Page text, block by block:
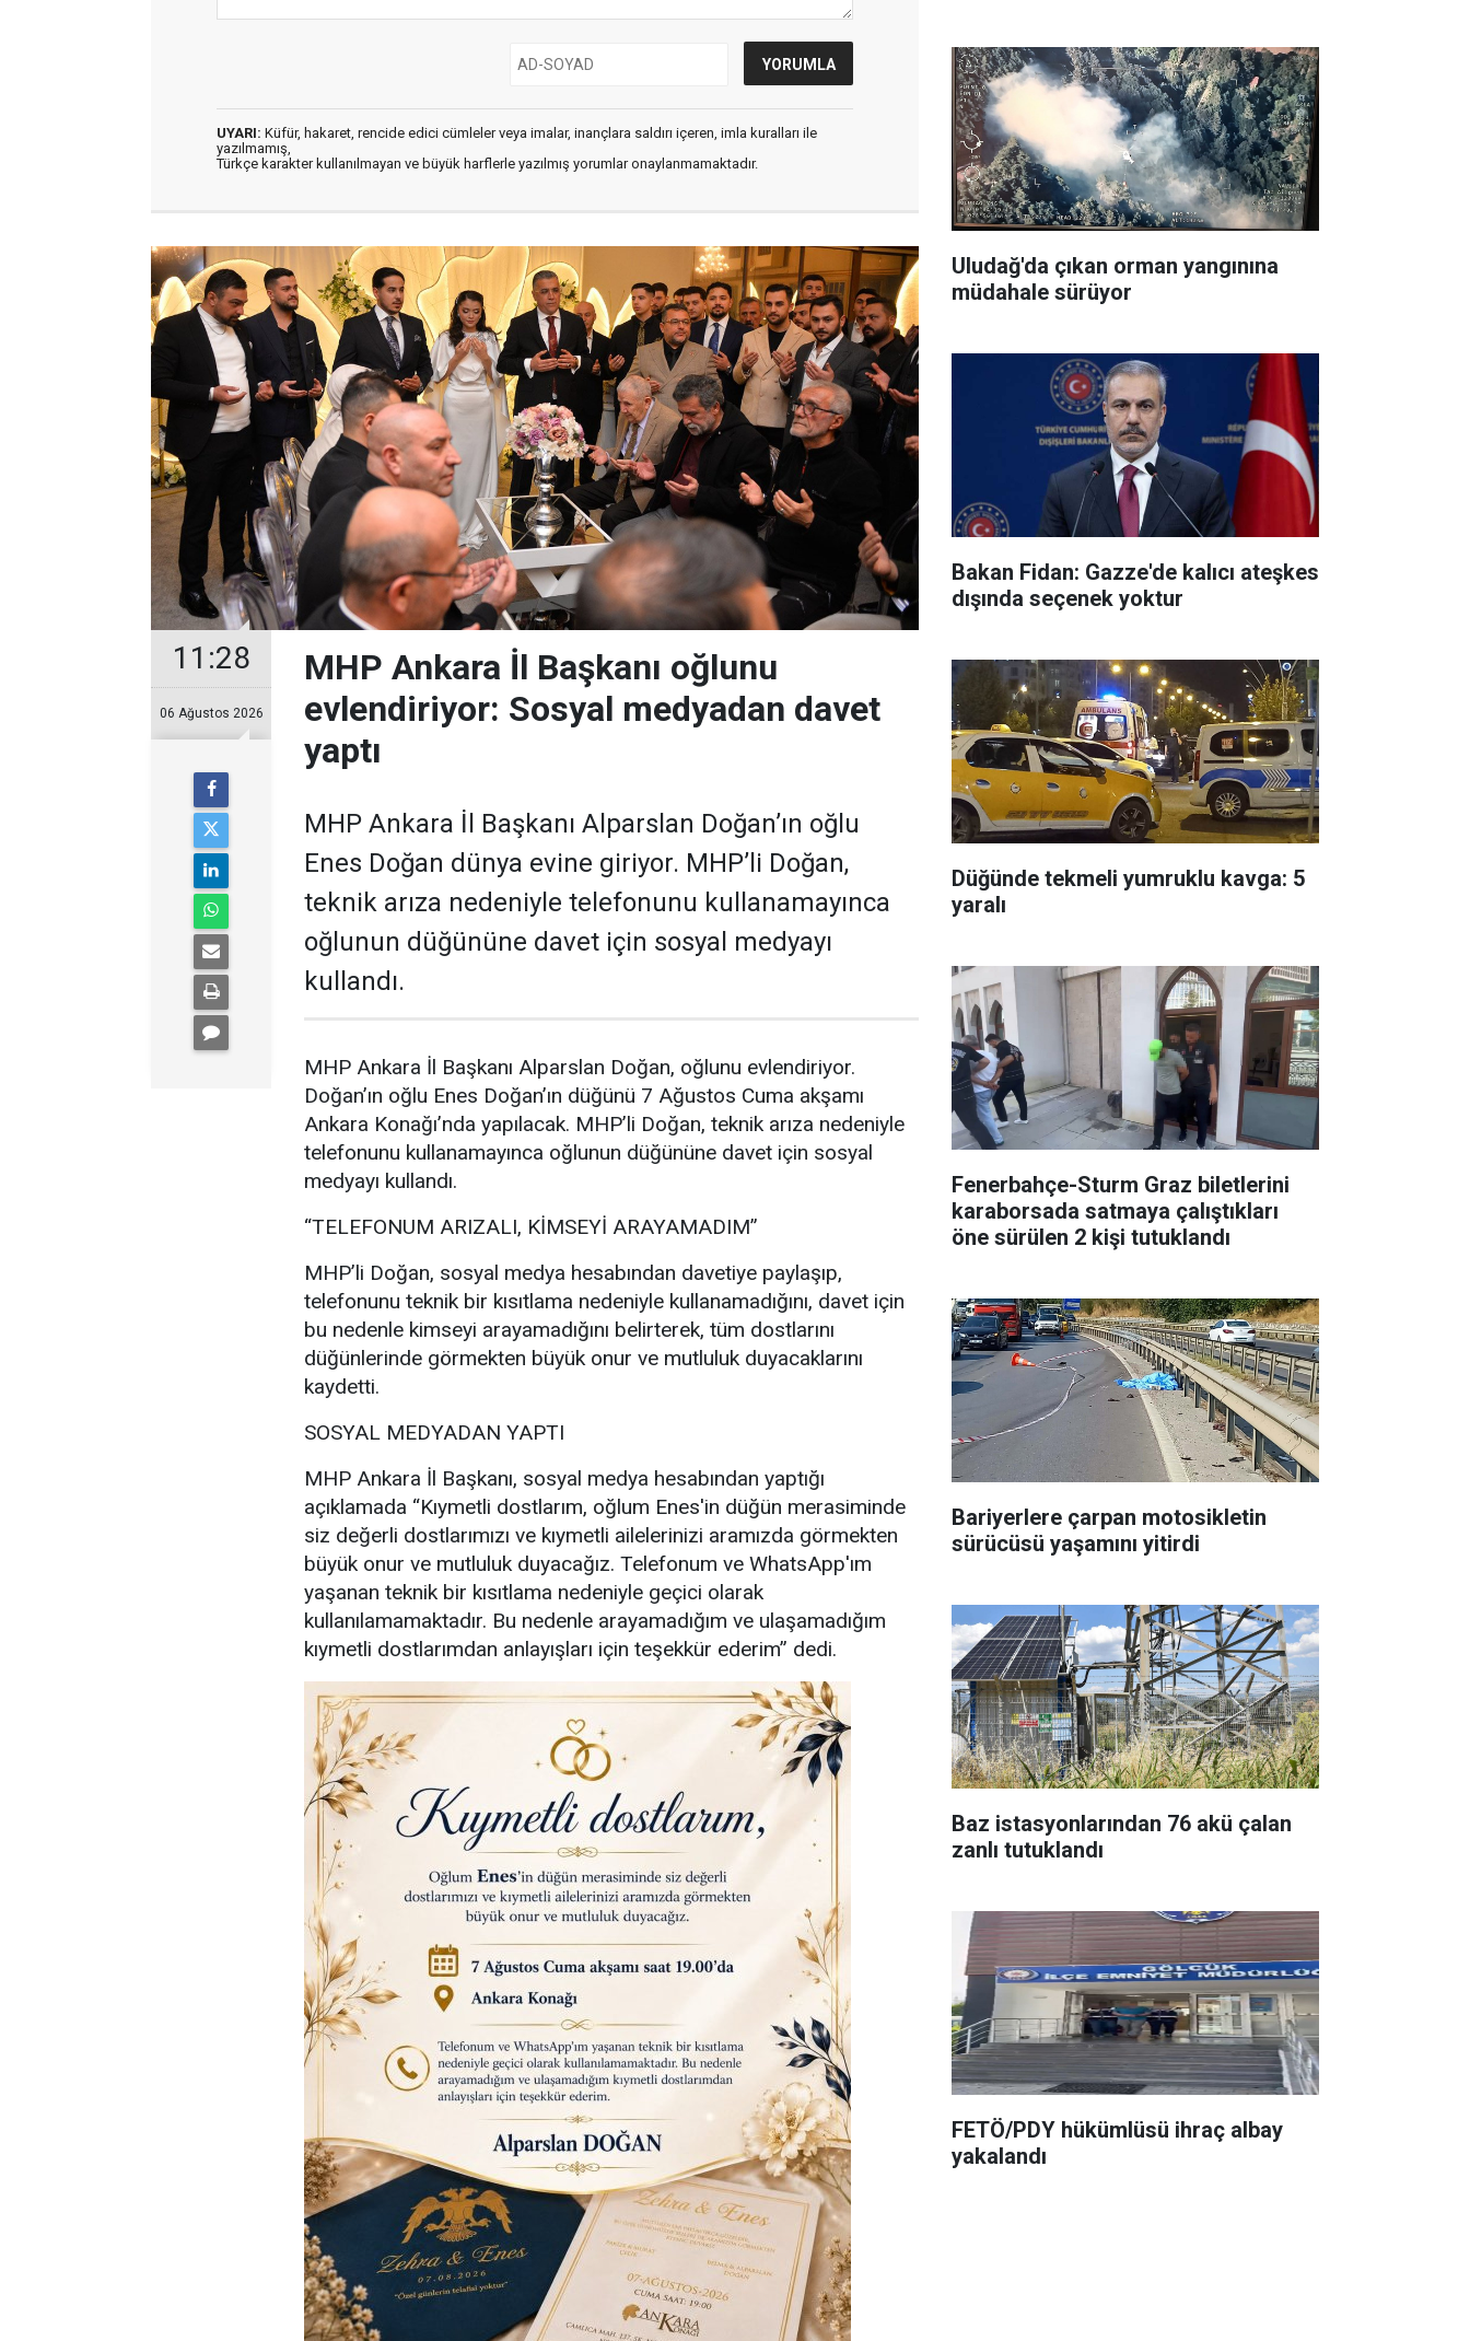
UYARI: Küfür, hakaret, rencide edici cümleler veya imalar, inançlara saldırı içeren, imla kuralları ile
yazılmamış,
Türkçe karakter kullanılmayan ve büyük harflerle yazılmış yorumlar onaylanmamaktadır.
11:28
06 Ağustos 2026
MHP Ankara İl Başkanı oğlunu
evlendiriyor: Sosyal medyadan davet
yaptı
MHP Ankara İl Başkanı Alparslan Doğan’ın oğlu
Enes Doğan dünya evine giriyor. MHP’li Doğan,
teknik arıza nedeniyle telefonunu kullanamayınca
oğlunun düğününe davet için sosyal medyayı
kullandı.
MHP Ankara İl Başkanı Alparslan Doğan, oğlunu evlendiriyor.
Doğan’ın oğlu Enes Doğan’ın düğünü 7 Ağustos Cuma akşamı
Ankara Konağı’nda yapılacak. MHP’li Doğan, teknik arıza nedeniyle
telefonunu kullanamayınca oğlunun düğününe davet için sosyal
medyayı kullandı.
“TELEFONUM ARIZALI, KİMSEYİ ARAYAMADIM”
MHP’li Doğan, sosyal medya hesabından davetiye paylaşıp,
telefonunu teknik bir kısıtlama nedeniyle kullanamadığını, davet için
bu nedenle kimseyi arayamadığını belirterek, tüm dostlarını
düğünlerinde görmekten büyük onur ve mutluluk duyacaklarını
kaydetti.
SOSYAL MEDYADAN YAPTI
MHP Ankara İl Başkanı, sosyal medya hesabından yaptığı
açıklamada “Kıymetli dostlarım, oğlum Enes'in düğün merasiminde
siz değerli dostlarımızı ve kıymetli ailelerinizi aramızda görmekten
büyük onur ve mutluluk duyacağız. Telefonum ve WhatsApp'ım
yaşanan teknik bir kısıtlama nedeniyle geçici olarak
kullanılamamaktadır. Bu nedenle arayamadığım ve ulaşamadığım
kıymetli dostlarımdan anlayışları için teşekkür ederim” dedi.
Uludağ'da çıkan orman yangınına
müdahale sürüyor
Bakan Fidan: Gazze'de kalıcı ateşkes
dışında seçenek yoktur
Düğünde tekmeli yumruklu kavga: 5
yaralı
Fenerbahçe-Sturm Graz biletlerini
karaborsada satmaya çalıştıkları
öne sürülen 2 kişi tutuklandı
Bariyerlere çarpan motosikletin
sürücüsü yaşamını yitirdi
Baz istasyonlarından 76 akü çalan
zanlı tutuklandı
FETÖ/PDY hükümlüsü ihraç albay
yakalandı